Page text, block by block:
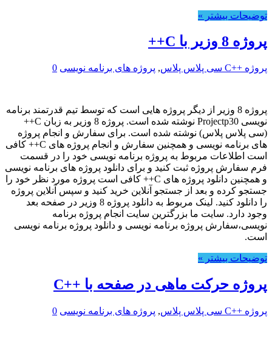
توضیحات بیشتر »
پروژه 8 وزیر با C++
پروژه ++C سی پلاس پلاس , پروژه های برنامه نویسی 0
پروژه 8 وزیر از دیگر پروژه هایی است که توسط تیم قدرتمند برنامه
نویسی Projectp30 نوشته شده است. پروژه 8 وزیر به زبان C++
(سی پلاس پلاس) نوشته شده است. برای سفارش و انجام پروژه
های برنامه نویسی و همچنین سفارش و انجام پروژه های C++ کافی
است اطلاعات مربوط به پروژه برنامه نویسی خود را در قسمت
فرم سفارش پروژه ثبت کنید و برای دانلود پروژه های برنامه نویسی
و همچنین دانلود پروژه های C++ کافی است پروژه مورد نظر خود را
جستجو کرده و بعد از جستجو آنلاین خرید کنید و سپس آنلاین پروژه
را دانلود کنید. لینک مربوط به دانلود پروژه 8 وزیر در صفحه بعد
وجود دارد. سایت ما بزرگترین سایت انجام پروژه برنامه
نویسی،سفارش پروژه برنامه نویسی و دانلود پروژه برنامه نویسی
است.
توضیحات بیشتر »
پروژه حرکت ماهی در صفحه با ++C
پروژه ++C سی پلاس پلاس , پروژه های برنامه نویسی 0